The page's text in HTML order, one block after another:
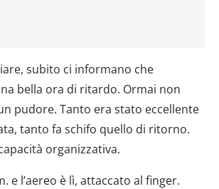
subito ci informano che
bella ora di ritardo. Ormai non
pudore. Tanto era stato eccellente
tanto fa schifo quello di ritorno.
organizzativa.
e l’aereo è lì, attaccato al finger.